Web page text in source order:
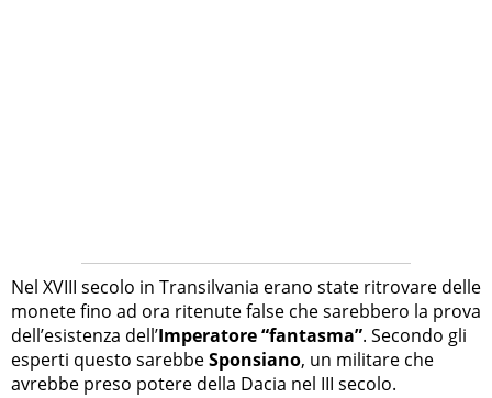
Nel XVIII secolo in Transilvania erano state ritrovare delle
monete fino ad ora ritenute false che sarebbero la prova
dell’esistenza dell’Imperatore “fantasma”. Secondo gli
esperti questo sarebbeSponsiano, un militare che
avrebbe preso potere della Dacia nel III secolo.